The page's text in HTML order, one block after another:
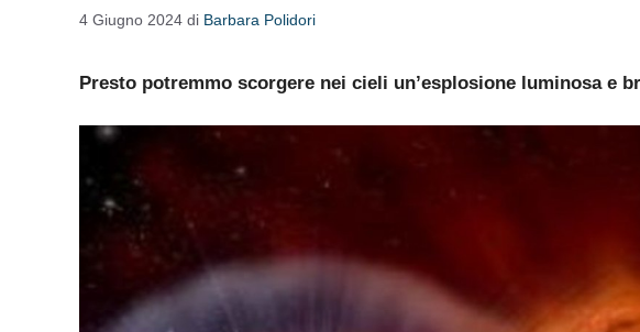
4 Giugno 2024 di Barbara Polidori
Presto potremmo scorgere nei cieli un’esplosione luminosa e